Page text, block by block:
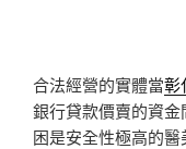
合法經營的實體當彰
銀行貸款價賣的資金
困是安全性極高的醫